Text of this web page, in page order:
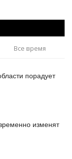
Все время
порадует
изменят